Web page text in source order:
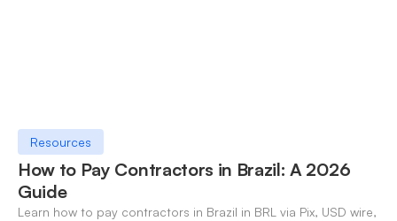
Resources
How to Pay Contractors in Brazil: A 2026
Guide
Learn how to pay contractors in Brazil in BRL via Pix, USD wire,